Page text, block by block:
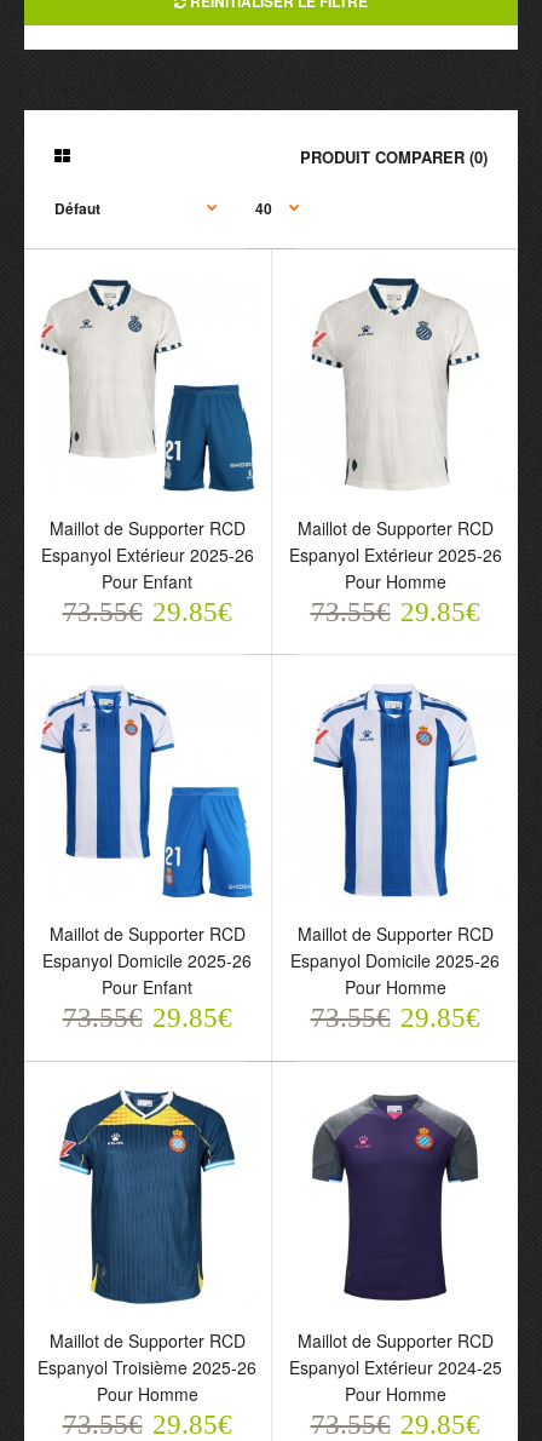
PRODUIT COMPARER (0)
Espanyol Extérieur 2025-
26 Pour Enfant
73.55€ 29.85€
Espanyol Extérieur 2025-
26 Pour Homme
73.55€ 29.85€
Maillot de Supporter RCD
Espanyol Domicile 2025-
26 Pour Enfant
73.55€ 29.85€
Maillot de Supporter RCD
Espanyol Domicile 2025-
26 Pour Homme
73.55€ 29.85€
Maillot de Supporter RCD
Espanyol Troisième
2025-26 Pour Homme
Maillot de Supporter RCD
Espanyol Extérieur 2024-
25 Pour Homme
Maillot de Supporter RCD
Espanyol Extérieur 2025-26
Pour Enfant
73.55€ 29.85€
Maillot de Supporter RCD
Espanyol Extérieur 2025-26
Pour Homme
73.55€ 29.85€
Maillot de Supporter RCD
Espanyol Domicile 2025-26
Pour Enfant
73.55€ 29.85€
Maillot de Supporter RCD
Espanyol Domicile 2025-26
Pour Homme
73.55€ 29.85€
Maillot de Supporter RCD
Espanyol Troisième 2025-26
Pour Homme
73.55€ 29.85€
Maillot de Supporter RCD
Espanyol Extérieur 2024-25
Pour Homme
73.55€ 29.85€